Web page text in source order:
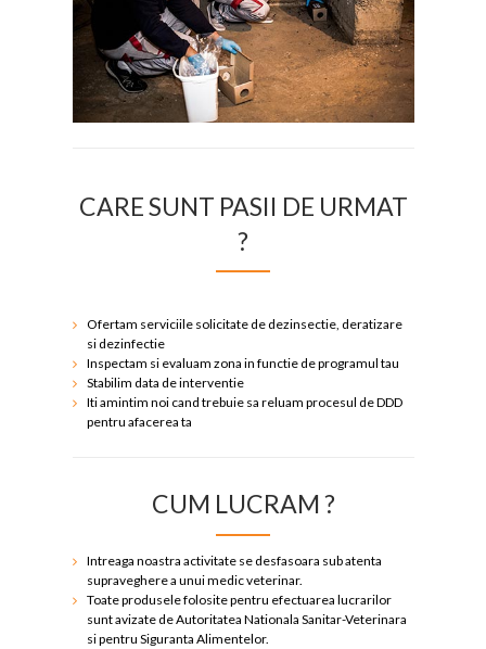
CARE SUNT PASII DE URMAT
?
Ofertam serviciile solicitate de dezinsectie, deratizare
si dezinfectie
Inspectam si evaluam zona in functie de programul tau
Stabilim data de interventie
Iti amintim noi cand trebuie sa reluam procesul de DDD
pentru afacerea ta
CUM LUCRAM ?
Intreaga noastra activitate se desfasoara sub atenta
supraveghere a unui medic veterinar.
Toate produsele folosite pentru efectuarea lucrarilor
sunt avizate de Autoritatea Nationala Sanitar-Veterinara
si pentru Siguranta Alimentelor.